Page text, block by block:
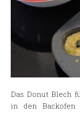
Das Donut Blech
in den Backofen